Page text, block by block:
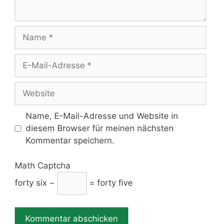
Name
Adresse
Website
Name, E-Mail-Adresse und Website in
diesem Browser für meinen nächsten
Kommentar speichern.
Math Captcha
forty six −
= forty five